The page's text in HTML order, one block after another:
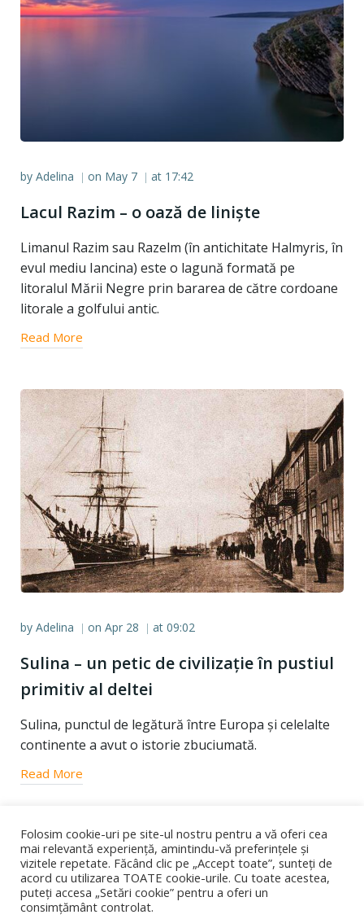
by Adelina | on May 7 | at 17:42
Lacul Razim – o oază de liniște
Limanul Razim sau Razelm (în antichitate Halmyris, în
evul mediu Iancina) este o lagună formată pe
litoralul Mării Negre prin bararea de către cordoane
litorale a golfului antic.
Read More
by Adelina | on Apr 28 | at 09:02
Sulina – un petic de civilizație în pustiul
primitiv al deltei
Sulina, punctul de legătură între Europa și celelalte
continente a avut o istorie zbuciumată.
Read More
Folosim cookie-uri pe site-ul nostru pentru a vă oferi cea
mai relevantă experiență, amintindu-vă preferințele și
vizitele repetate. Făcând clic pe „Accept toate”, sunteți de
acord cu utilizarea TOATE cookie-urile. Cu toate acestea,
puteți accesa „Setări cookie” pentru a oferi un
consimțământ controlat.